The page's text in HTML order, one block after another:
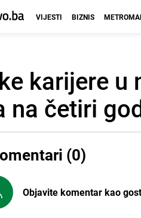
VIJESTI BIZNIS
karijere u
na četiri
(0)
Objavite komentar kao